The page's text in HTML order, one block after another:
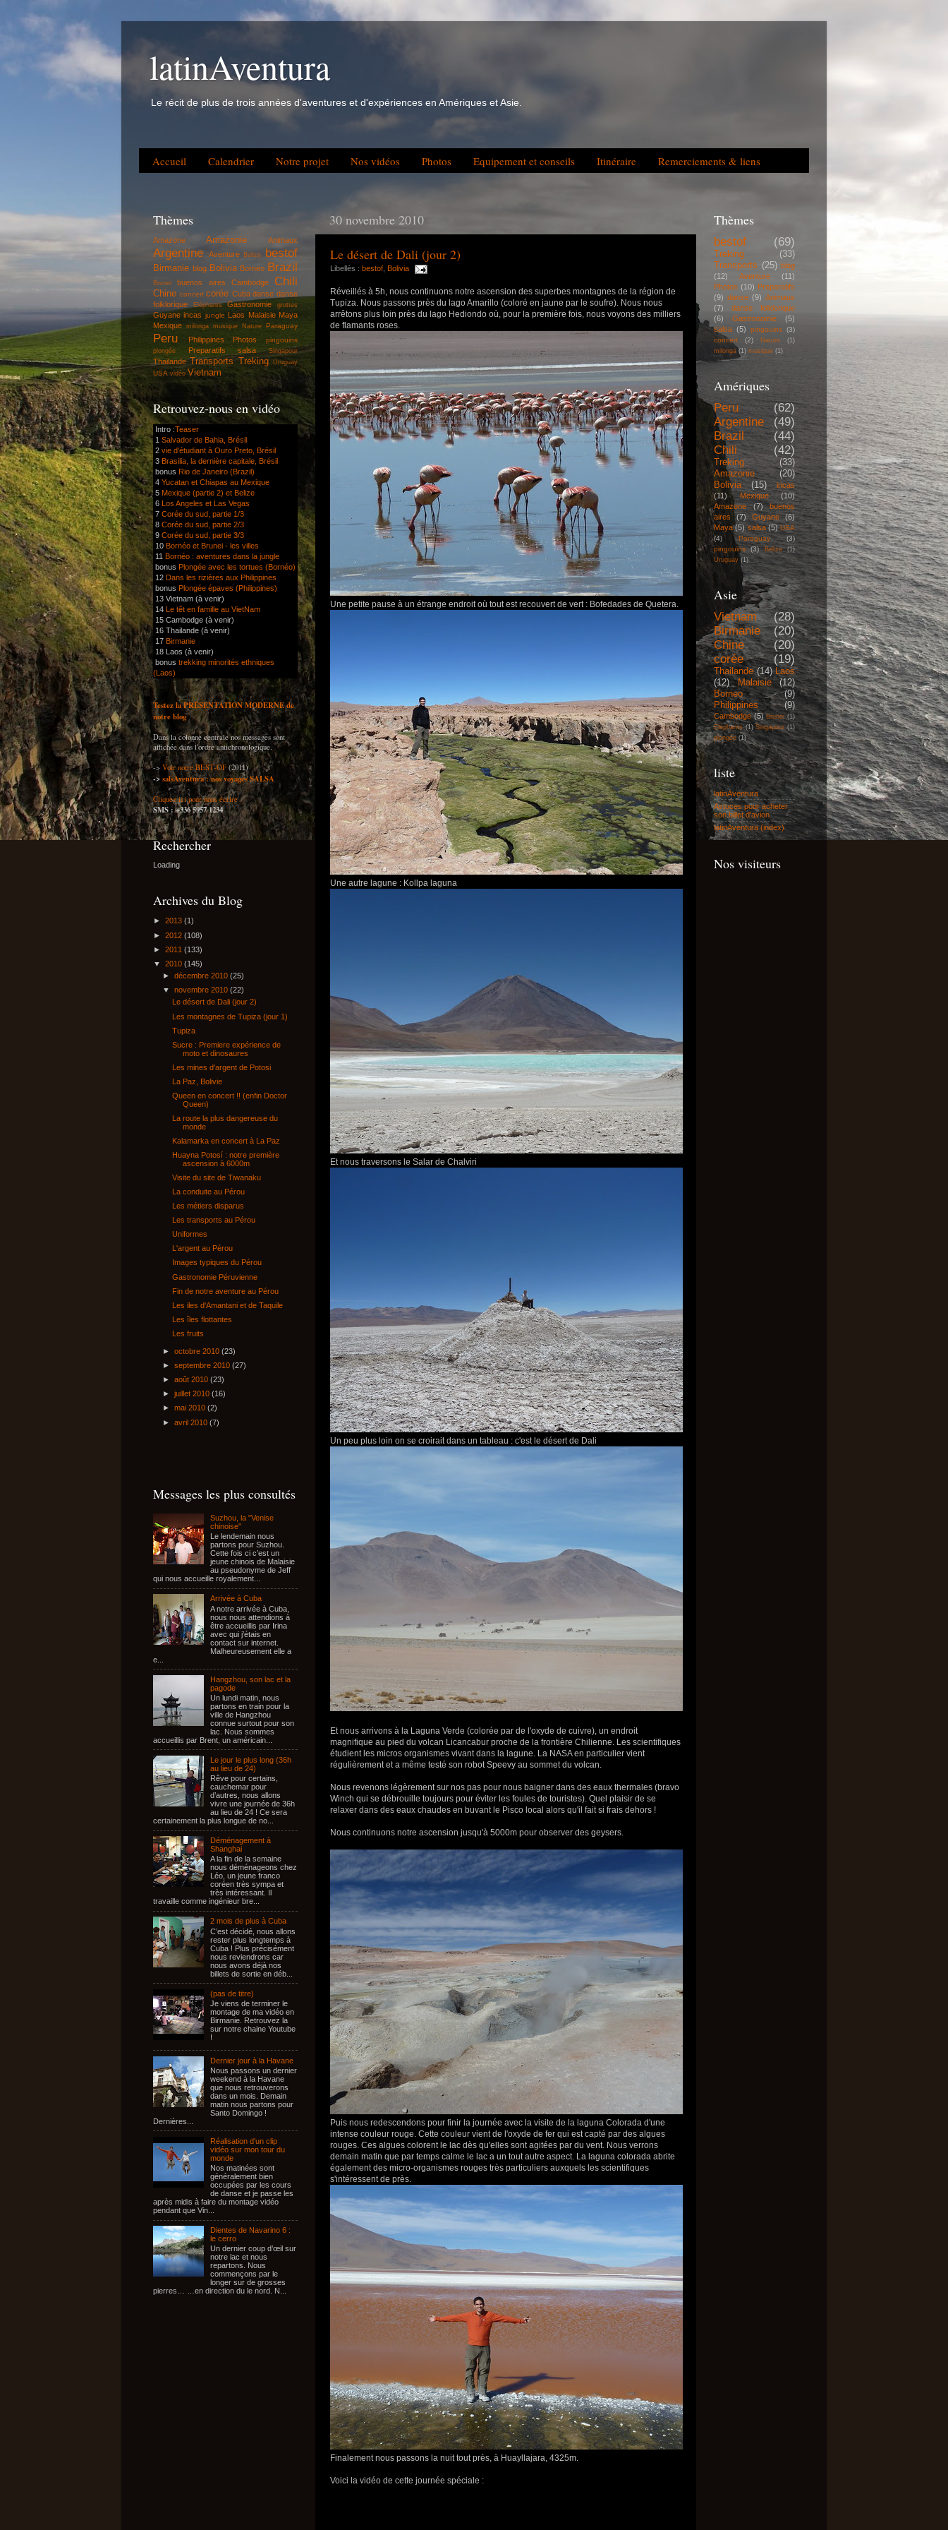
latinAventura
Le récit de plus de trois années d'aventures et d'expériences en Amériques et Asie.
Accueil Calendrier Notre projet Nos vidéos Photos Equipement et conseils Itinéraire Remerciements & liens
30 novembre 2010
Le désert de Dali (jour 2)
Libellés : bestof Bolivia
Réveillés à 5h, nous continuons notre ascension des superbes montagnes de la région de
Tupiza. Nous passons près du lago Amarillo (coloré en jaune par le soufre). Nous nous
arrêtons plus loin près du lago Hediondo où, pour la première fois, nous voyons des milliers
de flamants roses.
Une petite pause à un étrange endroit où tout est recouvert de vert : Bofedades de Quetera.
Une autre lagune : Kollpa laguna
Et nous traversons le Salar de Chalviri
Un peu plus loin on se croirait dans un tableau : c'est le désert de Dali
Et nous arrivons à la Laguna Verde (colorée par de l'oxyde de cuivre), un endroit
magnifique au pied du volcan Licancabur proche de la frontière Chilienne. Les scientifiques
étudient les micros organismes vivant dans la lagune. La NASA en particulier vient
régulièrement et a même testé son robot Speevy au sommet du volcan.
Nous revenons légèrement sur nos pas pour nous baigner dans des eaux thermales (bravo
Winch qui se débrouille toujours pour éviter les foules de touristes). Quel plaisir de se
relaxer dans des eaux chaudes en buvant le Pisco local alors qu'il fait si frais dehors !
Nous continuons notre ascension jusqu'à 5000m pour observer des geysers.
Puis nous redescendons pour finir la journée avec la visite de la laguna Colorada d'une
intense couleur rouge. Cette couleur vient de l'oxyde de fer qui est capté par des algues
rouges. Ces algues colorent le lac dès qu'elles sont agitées par du vent. Nous verrons
demain matin que par temps calme le lac a un tout autre aspect. La laguna colorada abrite
également des micro-organismes rouges très particuliers auxquels les scientifiques
s'intéressent de près.
Finalement nous passons la nuit tout près, à Huayllajara, 4325m.
Voici la vidéo de cette journée spéciale :
Thèmes
Amazone Amazonie Animaux
Argentine Aventure Belize bestof
Birmanie blog Bolivia Borneo Brazil
Brunei buenos aires Cambodge Chili
Chine concert corée Cuba danse danse
folklorique
Eléphants Gastronomie grottes
Guyane incas jungle Laos Malaisie Maya
Mexique milonga musique Nature Paraguay
Peru Philippines Photos pingouins
plongée Preparatifs salsa Singapour
Thailande Transports Treking Uruguay
USA vidéo Vietnam
Retrouvez-nous en vidéo
Intro :Teaser
1 Salvador de Bahia, Brésil
2 vie d'étudiant à Ouro Preto, Brésil
3 Brasilia, la dernière capitale, Brésil
bonus Rio de Janeiro (Brazil)
4 Yucatan et Chiapas au Mexique
5 Mexique (partie 2) et Belize
6 Los Angeles et Las Vegas
7 Corée du sud, partie 1/3
8 Corée du sud, partie 2/3
9 Corée du sud, partie 3/3
10 Bornéo et Brunei - les villes
11 Bornéo : aventures dans la jungle
bonus Plongée avec les tortues (Bornéo)
12 Dans les rizières aux Philippines
bonus Plongée épaves (Philippines)
13 Vietnam (à venir)
14 Le têt en famille au VietNam
15 Cambodge (à venir)
16 Thailande (à venir)
17 Birmanie
18 Laos (à venir)
bonus trekking minorités ethniques
(Laos)
Testez la PRÉSENTATION MODERNE de
notre blog
Dans la colonne centrale nos messages sont
affichée dans l'ordre antichronologique.
-> Voir notre BEST-OF (2011)
-> salsAventura : nos voyages SALSA
Cliquez ici pour nous écrire
SMS : +336 5957 1234
Rechercher
Loading
Archives du Blog
► 2013 (1)
► 2012 (108)
► 2011 (133)
▼ 2010 (145)
► décembre 2010 (25)
▼ novembre 2010 (22)
Le désert de Dali (jour 2)
Les montagnes de Tupiza (jour 1)
Tupiza
Sucre : Premiere expérience de
moto et dinosaures
Les mines d'argent de Potosi
La Paz, Bolivie
Queen en concert !! (enfin Doctor
Queen)
La route la plus dangereuse du
monde
Kalamarka en concert à La Paz
Huayna Potosí : notre première
ascension à 6000m
Visite du site de Tiwanaku
La conduite au Pérou
Les métiers disparus
Les transports au Pérou
Uniformes
L'argent au Pérou
Images typiques du Pérou
Gastronomie Péruvienne
Fin de notre aventure au Pérou
Les iles d'Amantani et de Taquile
Les îles flottantes
Les fruits
► octobre 2010 (23)
► septembre 2010 (27)
► août 2010 (23)
► juillet 2010 (16)
► mai 2010 (2)
► avril 2010 (7)
Messages les plus consultés
Suzhou, la "Venise
chinoise"
Le lendemain nous
partons pour Suzhou.
Cette fois ci c’est un
jeune chinois de Malaisie
au pseudonyme de Jeff
qui nous accueille royalement...
Arrivée à Cuba
A notre arrivée à Cuba,
nous nous attendions à
être accueillis par Irina
avec qui j’étais en
contact sur internet.
Malheureusement elle a
e...
Hangzhou, son lac et la
pagode
Un lundi matin, nous
partons en train pour la
ville de Hangzhou
connue surtout pour son
lac. Nous sommes
accueillis par Brent, un américain...
Le jour le plus long (36h
au lieu de 24)
Rêve pour certains,
cauchemar pour
d’autres, nous allons
vivre une journée de 36h
au lieu de 24 ! Ce sera
certainement la plus longue de no...
Déménagement à
Shanghai
A la fin de la semaine
nous déménageons chez
Léo, un jeune franco
coréen très sympa et
très intéressant. Il
travaille comme ingénieur bre...
2 mois de plus à Cuba
C’est décidé, nous allons
rester plus longtemps à
Cuba ! Plus précisément
nous reviendrons car
nous avons déjà nos
billets de sortie en déb...
(pas de titre)
Je viens de terminer le
montage de ma vidéo en
Birmanie. Retrouvez la
sur notre chaine Youtube
!
Dernier jour à la Havane
Nous passons un dernier
weekend à la Havane
que nous retrouverons
dans un mois. Demain
matin nous partons pour
Santo Domingo !
Dernières...
Réalisation d'un clip
vidéo sur mon tour du
monde
Nos matinées sont
généralement bien
occupées par les cours
de danse et je passe les
après midis à faire du montage vidéo
pendant que Vin...
Dientes de Navarino 6 :
le cerro
Un dernier coup d’œil sur
notre lac et nous
repartons. Nous
commençons par le
longer sur de grosses
pierres… …en direction du le nord. N...
Thèmes
bestof (69)
Treking
(33)
Transports (25) blog
(12)
Aventure
(11)
Photos (10) Preparatifs
(9) danse (9) Animaux
(7)
danse folklorique
(6)
Gastronomie
(5)
salsa (5) pingouins (3)
concert
(2) Nature
(1)
milonga (1) musique (1)
Amériques
Peru
(62)
Argentine
(49)
Brazil
(44)
Chili
(42)
Treking
(33)
Amazonie
(20)
Bolivia
(15)
incas
(11)
Mexique
(10)
Amazone
(7)
buenos
aires
(7) Guyane
(6)
Maya (5) salsa (5) USA
(4)
Paraguay
(3)
pingouins
(3) Belize
(1)
Uruguay (1)
Asie
Vietnam
(28)
Birmanie
(20)
Chine
(20)
corée
(19)
Thailande (14) Laos
(12)
Malaisie
(12)
Borneo
(9)
Philippines
(9)
Cambodge (5) Brunei (1)
Eléphants (1) Singapour (1)
plongée (1)
liste
latinAventura
Astuces pour acheter
son billet d'avion
latinAventura (index)
Nos visiteurs